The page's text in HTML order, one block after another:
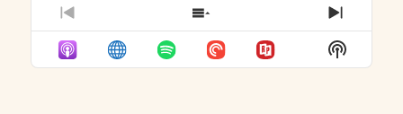
PREVIOUS
EPISODE
SHOW
EPISODES
LIST
NEXT
Show
Podcast